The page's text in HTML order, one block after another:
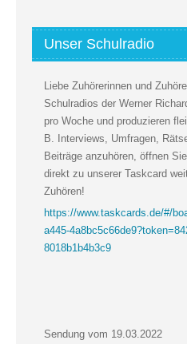
Unser Schulradio
Liebe Zuhörerinnen und
Schulradios der Werner
pro Woche und produzieren
B. Interviews, Umfragen,
Beiträge anzuhören, öffnen
direkt zu unserer Taskcard
Zuhören!
https://www.taskcards.de/#/
a445-
8018b1b4b3c9
Sendung vom 19.03.2022